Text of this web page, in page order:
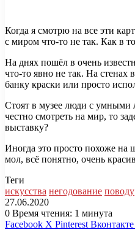
Когда я смотрю на все эти
с миром что-то не так. Как в
На днях пошёл в очень
что-то явно не так. На
банку краски или просто
Стоят в музее люди с умными
честно смотреть на мир, то
выставку?
Иногда это просто похоже на
мол, всё понятно, очень
Теги
искусства негодование поводу
27.06.2020
0 Время чтения: 1 минута
Facebook X Pinterest Вконтакте